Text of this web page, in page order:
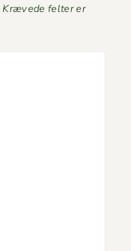
Krævede felter er